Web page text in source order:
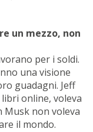
un mezzo, non
per i soldi.
una visione
guadagni. Jeff
online, voleva
Musk non voleva
il mondo.